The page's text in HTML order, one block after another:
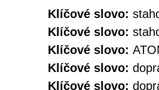
Klíčové slovo:
Klíčové slovo:
Klíčové slovo:
Klíčové slovo:
Klíčové slovo: